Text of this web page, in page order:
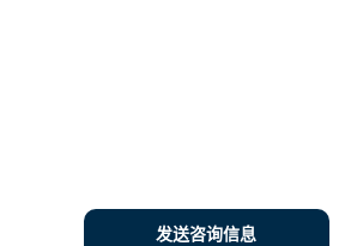
发送咨询信息